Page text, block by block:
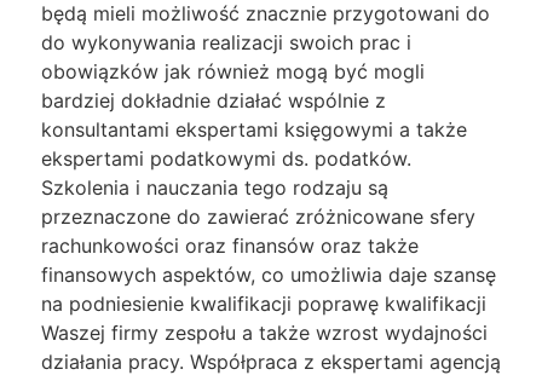
będą mieli możliwość znacznie przygotowani do
do wykonywania realizacji swoich prac i
obowiązków jak również mogą być mogli
bardziej dokładnie działać wspólnie z
konsultantami ekspertami księgowymi a także
ekspertami podatkowymi ds. podatków.
Szkolenia i nauczania tego rodzaju są
przeznaczone do zawierać zróżnicowane sfery
rachunkowości oraz finansów oraz także
finansowych aspektów, co umożliwia daje szansę
na podniesienie kwalifikacji poprawę kwalifikacji
Waszej firmy zespołu a także wzrost wydajności
działania pracy. Współpraca z ekspertami agencją